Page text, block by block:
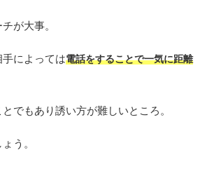
チが大事。
によっては電話をすることで一気に距離
でもあり誘い方が難しいところ。
う。